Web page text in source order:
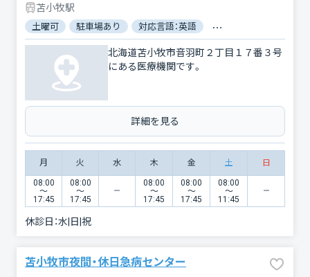
苫小牧駅
土曜可 駐車場あり 対応言語：英語 電子処方箋対応
北海道苫小牧市音羽町２丁目１７番３号
にある医療機関です。
詳細を見る
月 火 水 木 金 土 日
08:00
〜
17:45
08:00
〜
17:45
08:00
〜
17:45
08:00
〜
17:45
08:00
〜
11:45
休診日：水|日|祝
苫小牧市夜間・休日急病センター